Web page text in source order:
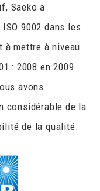
Saeko a
9002 dans les
à mettre à niveau
: 2008 en 2009.
avons
considérable de la
de la qualité.